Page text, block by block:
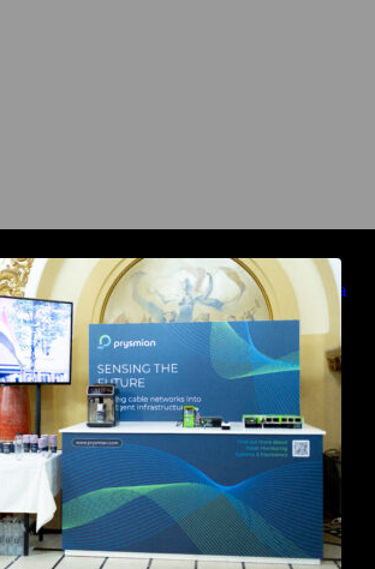
aduce la COMM26 tehnologii de
si Digital Energy pentru monitorizarea
timp real a infrastrucrutilor critice